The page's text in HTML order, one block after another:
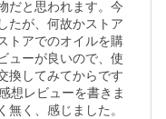
だと思われます。今
たが、何故かストア
トアでのオイルを購
ューが良いので、使
換してみてからです
想レビューを書きま
く、感じました。